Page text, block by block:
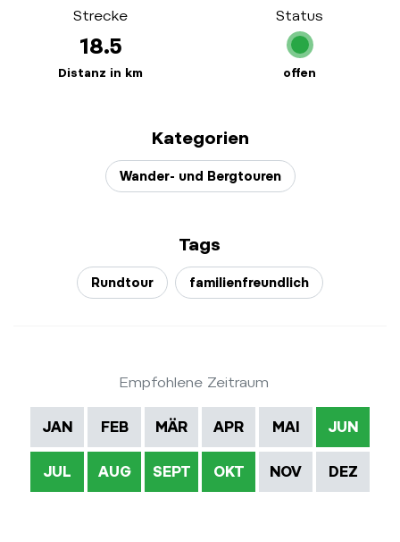
Strecke
18.5
Distanz in km
Status
offen
Kategorien
Wander- und Bergtouren
Tags
Rundtour familienfreundlich
Empfohlene Zeitraum
JAN FEB MÄR APR MAI JUN
JUL AUG SEPT OKT NOV DEZ